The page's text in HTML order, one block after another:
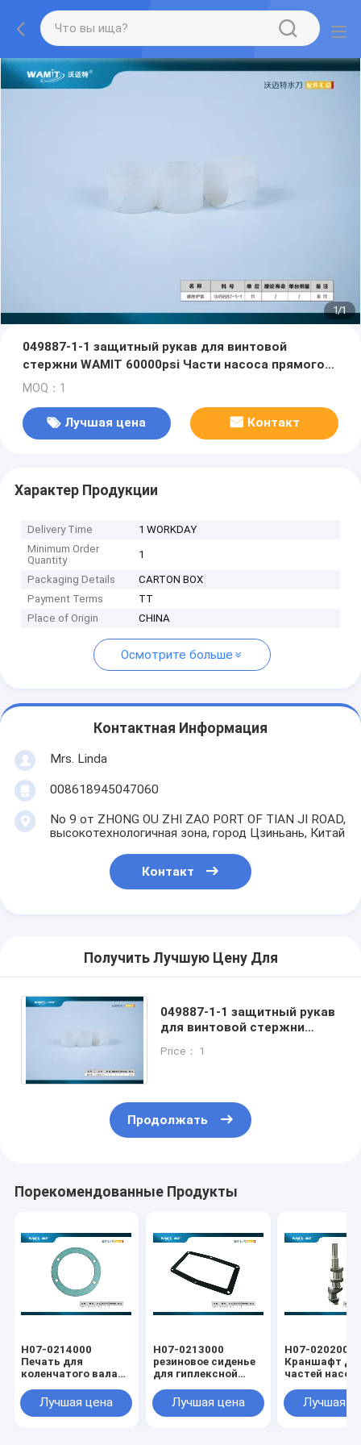
1/1
049887-1-1 защитный рукав для винтовой
стержни WAMIT 60000psi Части насоса прямого
привода
MOQ：1
Лучшая цена Контакт
Характер Продукции
Delivery Time
1 WORKDAY
Minimum Order
Quantity
1
Packaging Details
CARTON BOX
Payment Terms
TT
Place of Origin
CHINA
Осмотрите больше
Контактная Информация
Mrs. Linda
008618945047060
No 9 от ZHONG OU ZHI ZAO PORT OF TIAN JI ROAD,
высокотехнологичная зона, город Цзиньань, Китай
Контакт
Получить Лучшую Цену Для
049887-1-1 защитный рукав
для винтовой стержни
насоса прямого привода
Price： 1
Продолжать
Порекомендованные Продукты
H07-0214000
Печать для
коленчатого вала
привода
мощностью 60 кВ
Лучшая цена
H07-0213000
резиновое сиденье
для гиплексной
насосаЛучшая цена
H07-0202000
Краншафт
частей
60k Лучшая